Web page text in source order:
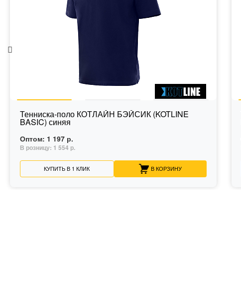
Тенниска-поло КОТЛАЙН БЭЙСИК (KOTLINE
BASIC) синяя
Оптом: 1 197 р.
В розницу: 1 554 р.
КУПИТЬ В 1 КЛИК В КОРЗИНУ